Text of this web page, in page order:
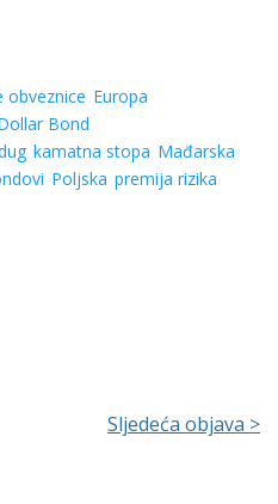
obveznice Europa
Bond
kamatna stopa Mađarska
Poljska premija rizika
Sljedeća objava >